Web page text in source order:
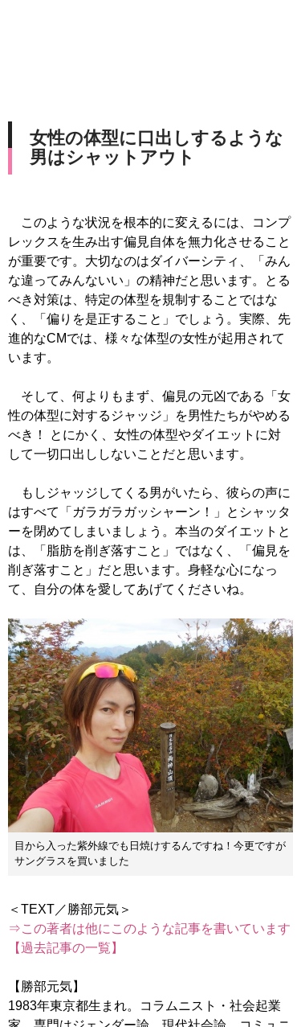
女性の体型に口出しするような
男はシャットアウト
このような状況を根本的に変えるには、コンプ
レックスを生み出す偏見自体を無力化させること
が重要です。大切なのはダイバーシティ、「みん
な違ってみんないい」の精神だと思います。とる
べき対策は、特定の体型を規制することではな
く、「偏りを是正すること」でしょう。実際、先
進的なCMでは、様々な体型の女性が起用されて
います。
そして、何よりもまず、偏見の元凶である「女
性の体型に対するジャッジ」を男性たちがやめる
べき！ とにかく、女性の体型やダイエットに対
して一切口出ししないことだと思います。
もしジャッジしてくる男がいたら、彼らの声に
はすべて「ガラガラガッシャーン！」とシャッタ
ーを閉めてしまいましょう。本当のダイエットと
は、「脂肪を削ぎ落すこと」ではなく、「偏見を
削ぎ落すこと」だと思います。身軽な心になっ
て、自分の体を愛してあげてくださいね。
目から入った紫外線でも日焼けするんですね！今更ですが
サングラスを買いました
⇒この著者は他にこのような記事を書いています
【過去記事の一覧】
【勝部元気】
1983年東京都生まれ。コラムニスト・社会起業